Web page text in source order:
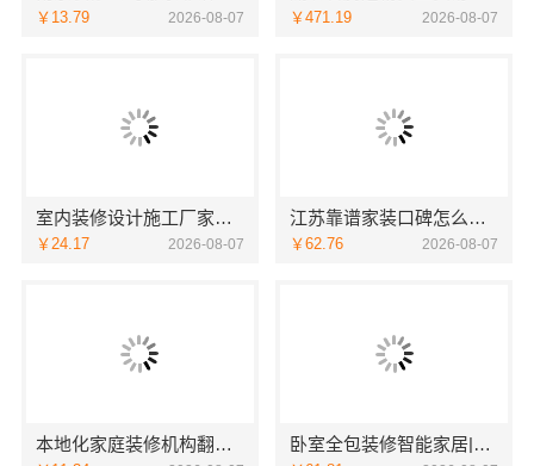
￥13.79 2026-08-07 ￥471.19 2026-08-07
室内装修设计施工厂家江西圣匠新型环保材料有限公司
￥24.17 2026-08-07
江苏靠谱家装口碑怎么样-常州宜居佳装饰工程有限公司
￥62.76 2026-08-07
本地化家庭装修机构翻新，嘉兴绿色之家建材科技有限公司 卧室全包装修智能家居|中蓝建投武功分公司优选